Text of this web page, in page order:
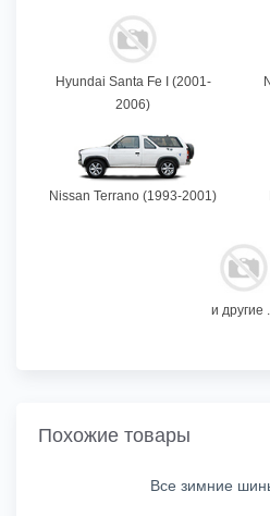
Hyundai Santa Fe I (2001-
2006)
Nissan Terrano (1993-2001)
и другие
Похожие товары
Все зимние